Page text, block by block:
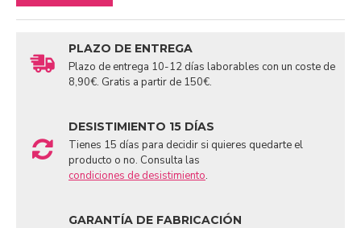
PLAZO DE ENTREGA
Plazo de entrega 10-12 días laborables con un coste de
8,90€. Gratis a partir de 150€.
DESISTIMIENTO 15 DÍAS
Tienes 15 días para decidir si quieres quedarte el
producto o no. Consulta las
condiciones de desistimiento.
GARANTÍA DE FABRICACIÓN